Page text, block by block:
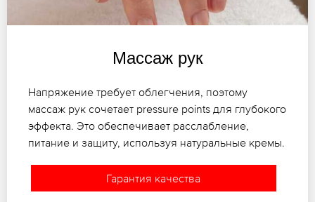
Массаж рук
Напряжение требует облегчения, поэтому
массаж рук сочетает pressure points для глубокого
эффекта. Это обеспечивает расслабление,
питание и защиту, используя натуральные кремы.
Гарантия качества